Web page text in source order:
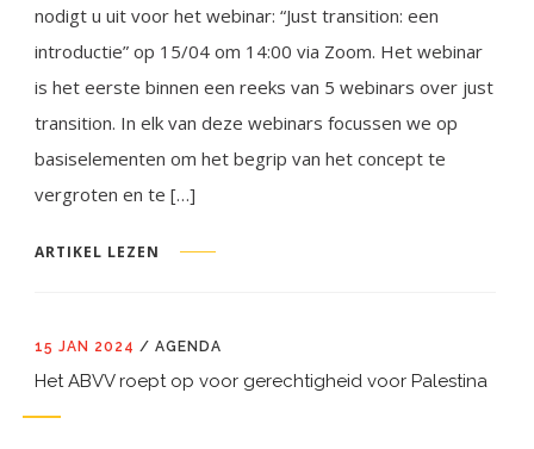
nodigt u uit voor het webinar: “Just transition: een
introductie” op 15/04 om 14:00 via Zoom. Het webinar
is het eerste binnen een reeks van 5 webinars over just
transition. In elk van deze webinars focussen we op
basiselementen om het begrip van het concept te
vergroten en te […]
ARTIKEL LEZEN
15 JAN 2024 / AGENDA
Het ABVV roept op voor gerechtigheid voor Palestina